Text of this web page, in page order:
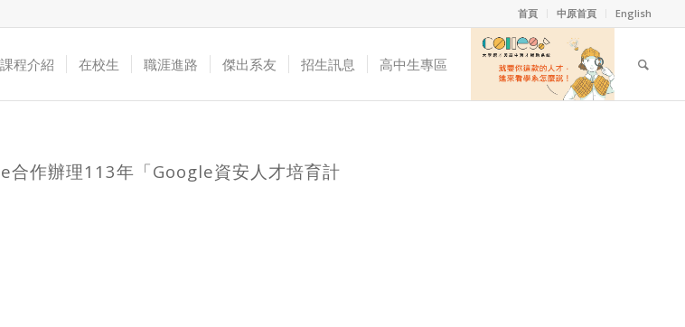
首頁 中原首頁 English
課程介紹 在校生 職涯進路 傑出系友 招生訊息 高中生專區
合作辦理113年「Google資安人才培育計